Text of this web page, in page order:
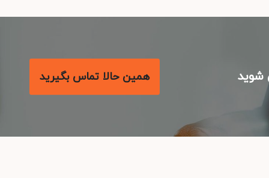
همین حالا تماس بگیرید